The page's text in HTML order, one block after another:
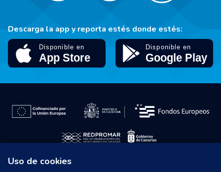
Descarga la app y reporta estés donde estés:
Uso de cookies